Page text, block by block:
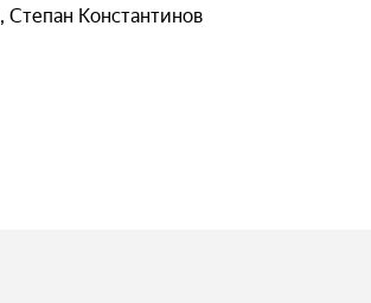
, Степан Константинов